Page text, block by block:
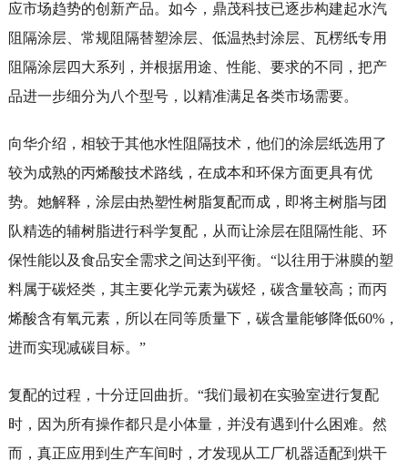
应市场趋势的创新产品。如今，鼎茂科技已逐步构建起水汽
阻隔涂层、常规阻隔替塑涂层、低温热封涂层、瓦楞纸专用
阻隔涂层四大系列，并根据用途、性能、要求的不同，把产
品进一步细分为八个型号，以精准满足各类市场需要。
向华介绍，相较于其他水性阻隔技术，他们的涂层纸选用了
较为成熟的丙烯酸技术路线，在成本和环保方面更具有优
势。她解释，涂层由热塑性树脂复配而成，即将主树脂与团
队精选的辅树脂进行科学复配，从而让涂层在阻隔性能、环
保性能以及食品安全需求之间达到平衡。“以往用于淋膜的塑
料属于碳烃类，其主要化学元素为碳烃，碳含量较高；而丙
烯酸含有氧元素，所以在同等质量下，碳含量能够降低60%，
进而实现减碳目标。”
复配的过程，十分迂回曲折。“我们最初在实验室进行复配
时，因为所有操作都只是小体量，并没有遇到什么困难。然
而，真正应用到生产车间时，才发现从工厂机器适配到烘干